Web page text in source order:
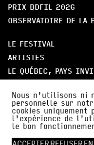
PRIX BDFIL 2026
OBSERVATOIRE DE LA
LE FESTIVAL
ARTISTES
LE QUÉBEC, PAYS
À PROPOS
PARTENAIRES
AMI·E·S DE BDFIL
Nous n'utilisons ni
personnelle sur
cookies
l'expérience de
le bon